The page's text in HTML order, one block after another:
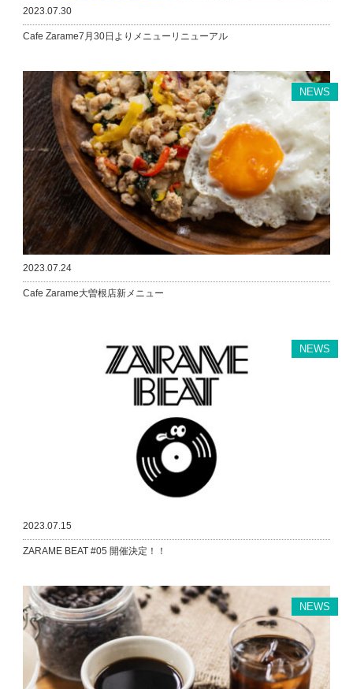
2023.07.30
Cafe Zarame7月30日よりメニューリニューアル
NEWS
2023.07.24
Cafe Zarame大曽根店新メニュー
NEWS
2023.07.15
ZARAME BEAT #05 開催決定！！
NEWS